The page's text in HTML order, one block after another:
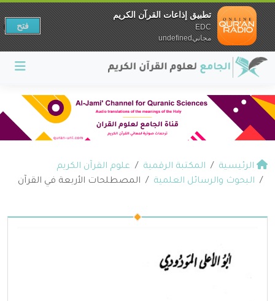
الرئيسية المكتبة الرقمية
علوم القرآن الكريم
البحوث والرسائل العلمية
المصطلحات الأربعة في القرآن
تطبيق إذاعات القرآن الكريم
EDC
مجانيundefined
فتح